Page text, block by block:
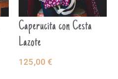
Caperucita con Cesta
Lazote
125,00€